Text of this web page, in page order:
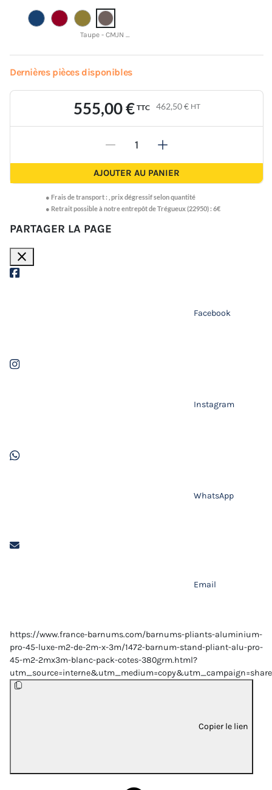
Taupe - CMJN 24 25 33 45
Dernières pièces disponibles
555,00 € TTC 462,50 € HT
- +
AJOUTER AU PANIER
● Frais de transport : prix dégressif selon quantité
● Retrait possible à notre entrepôt de Trégueux (22950) : 6€
PARTAGER LA PAGE
close
Facebook
Instagram
WhatsApp
Email
https://www.france-barnums.com/barnums-pliants-aluminium-
pro-45-luxe-m2-de-2m-x-3m/1472-barnum-stand-pliant-alu-pro-
45-m2-2mx3m-blanc-pack-cotes-380grm.html?
Copier le lien